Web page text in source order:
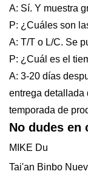
A: Sí. Y muestra
P: ¿Cuáles son
A: T/T o L/C. Se
P: ¿Cuál es el
A: 3-20 días
entrega detallada
temporada de
No dudes en
MIKE Du
Tai'an Binbo